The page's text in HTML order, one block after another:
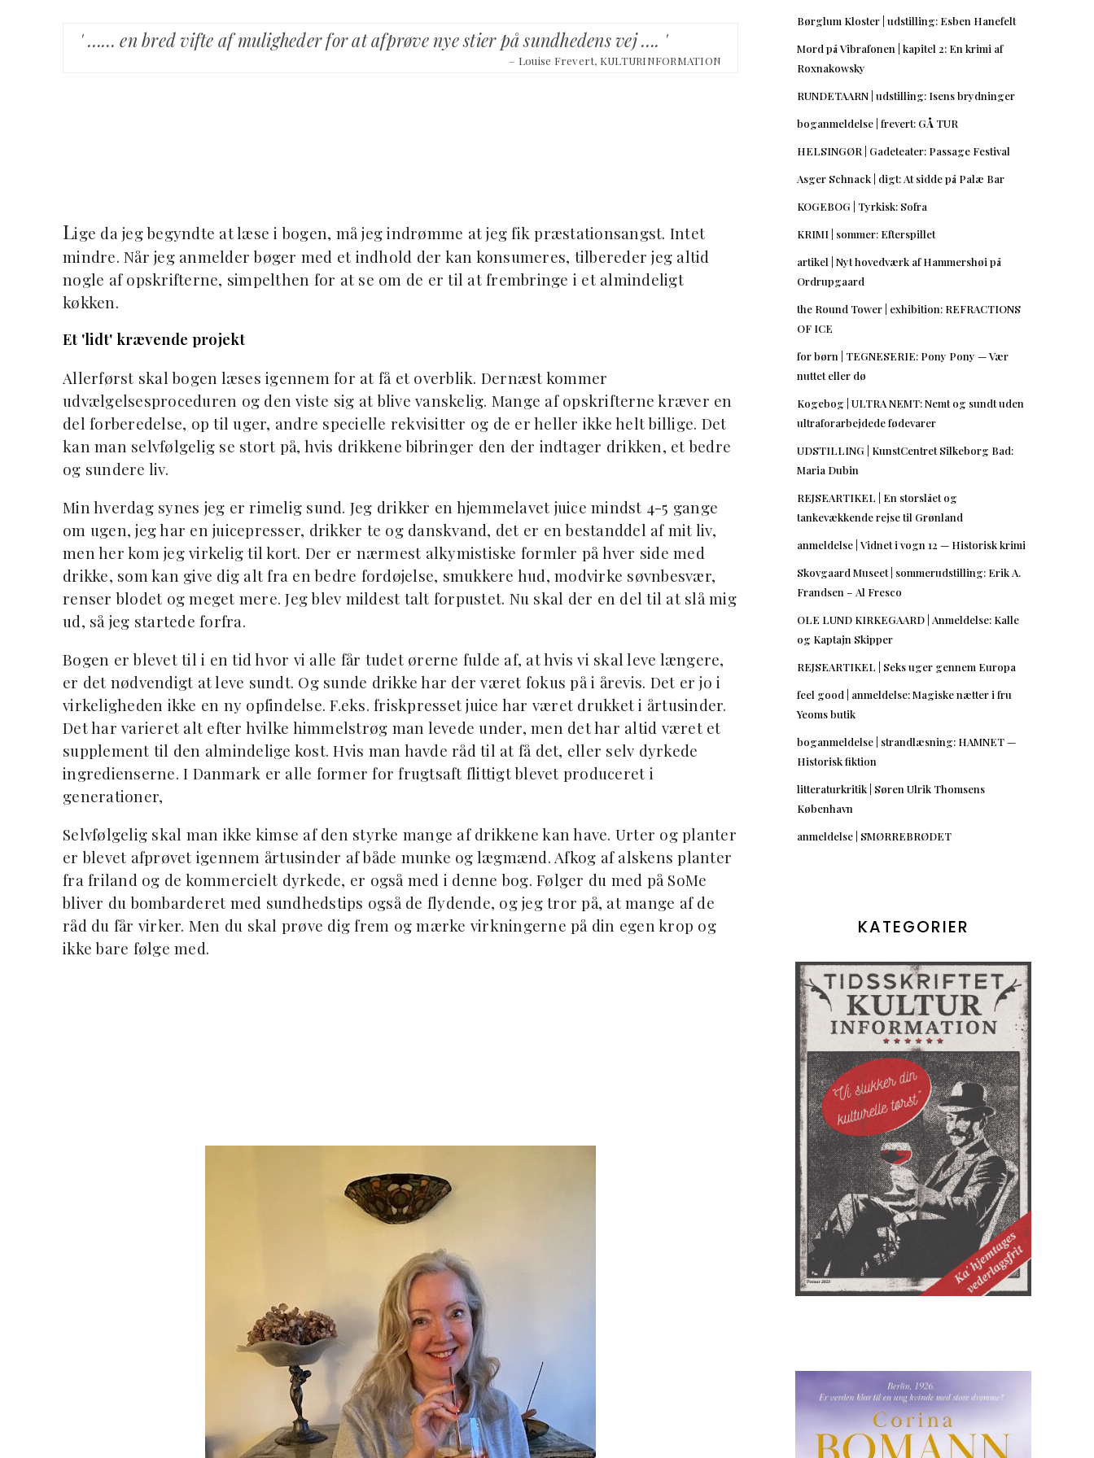
' …… en bred vifte af muligheder for at afprøve nye stier på sundhedens vej …. '
– Louise Frevert, KULTURINFORMATION
Lige da jeg begyndte at læse i bogen, må jeg indrømme at jeg fik præstationsangst. Intet
mindre. Når jeg anmelder bøger med et indhold der kan konsumeres, tilbereder jeg altid
nogle af opskrifterne, simpelthen for at se om de er til at frembringe i et almindeligt
køkken.
Et 'lidt' krævende projekt
Allerførst skal bogen læses igennem for at få et overblik. Dernæst kommer
udvælgelsesproceduren og den viste sig at blive vanskelig. Mange af opskrifterne kræver en
del forberedelse, op til uger, andre specielle rekvisitter og de er heller ikke helt billige. Det
kan man selvfølgelig se stort på, hvis drikkene bibringer den der indtager drikken, et bedre
og sundere liv.
Min hverdag synes jeg er rimelig sund. Jeg drikker en hjemmelavet juice mindst 4-5 gange
om ugen, jeg har en juicepresser, drikker te og danskvand, det er en bestanddel af mit liv,
men her kom jeg virkelig til kort. Der er nærmest alkymistiske formler på hver side med
drikke, som kan give dig alt fra en bedre fordøjelse, smukkere hud, modvirke søvnbesvær,
renser blodet og meget mere. Jeg blev mildest talt forpustet. Nu skal der en del til at slå mig
ud, så jeg startede forfra.
Bogen er blevet til i en tid hvor vi alle får tudet ørerne fulde af, at hvis vi skal leve længere,
er det nødvendigt at leve sundt. Og sunde drikke har der været fokus på i årevis. Det er jo i
virkeligheden ikke en ny opfindelse. F.eks. friskpresset juice har været drukket i årtusinder.
Det har varieret alt efter hvilke himmelstrøg man levede under, men det har altid været et
supplement til den almindelige kost. Hvis man havde råd til at få det, eller selv dyrkede
ingredienserne. I Danmark er alle former for frugtsaft flittigt blevet produceret i
generationer,
Selvfølgelig skal man ikke kimse af den styrke mange af drikkene kan have. Urter og planter
er blevet afprøvet igennem årtusinder af både munke og lægmænd. Afkog af alskens planter
fra friland og de kommercielt dyrkede, er også med i denne bog. Følger du med på SoMe
bliver du bombarderet med sundhedstips også de flydende, og jeg tror på, at mange af de
råd du får virker. Men du skal prøve dig frem og mærke virkningerne på din egen krop og
ikke bare følge med.
Børglum Kloster | udstilling: Esben Hanefelt
Mord på Vibrafonen | kapitel 2: En krimi af
Roxnakowsky
RUNDETAARN | udstilling: Isens brydninger
boganmeldelse | frevert: GÅ TUR
HELSINGØR | Gadeteater: Passage Festival
Asger Schnack | digt: At sidde på Palæ Bar
KOGEBOG | Tyrkisk: Sofra
KRIMI | sommer: Efterspillet
artikel | Nyt hovedværk af Hammershøi på
Ordrupgaard
the Round Tower | exhibition: REFRACTIONS
OF ICE
for børn | TEGNESERIE: Pony Pony — Vær
nuttet eller dø
Kogebog | ULTRA NEMT: Nemt og sundt uden
ultraforarbejdede fødevarer
UDSTILLING | KunstCentret Silkeborg Bad:
Maria Dubin
REJSEARTIKEL | En storslået og
tankevækkende rejse til Grønland
anmeldelse | Vidnet i vogn 12 — Historisk krimi
Skovgaard Museet | sommerudstilling: Erik A.
Frandsen – Al Fresco
OLE LUND KIRKEGAARD | Anmeldelse: Kalle
og Kaptajn Skipper
REJSEARTIKEL | Seks uger gennem Europa
feel good | anmeldelse: Magiske nætter i fru
Yeoms butik
boganmeldelse | strandlæsning: HAMNET —
Historisk fiktion
litteraturkritik | Søren Ulrik Thomsens
København
anmeldelse | SMØRREBRØDET
KATEGORIER